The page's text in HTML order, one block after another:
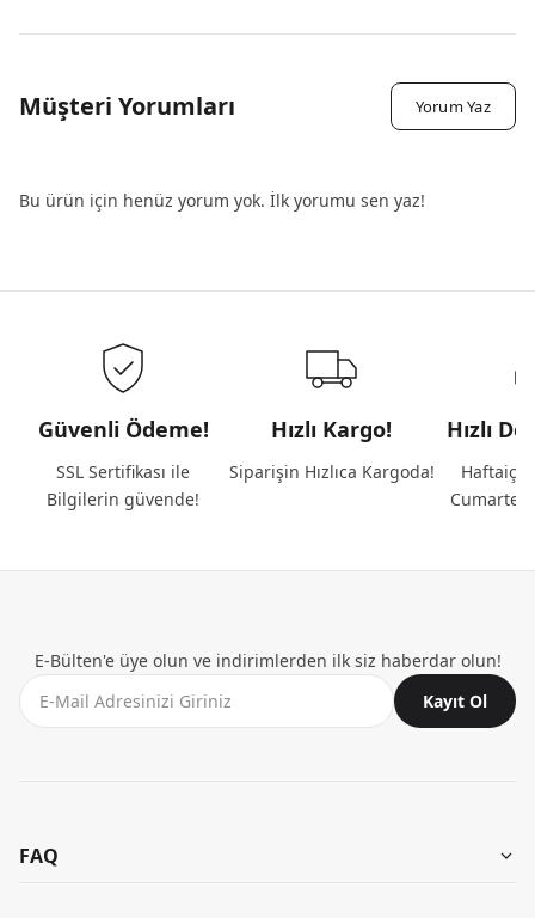
Müşteri Yorumları Yorum Yaz
Bu ürün için henüz yorum yok. İlk yorumu sen yaz!
Güvenli Ödeme!
SSL Sertifikası ile
Bilgilerin güvende!
Hızlı Kargo!
Siparişin Hızlıca Kargoda!
Hızlı
Haftaiçi
E-Bülten'e üye olun ve indirimlerden ilk siz haberdar olun!
Kayıt Ol
FAQ